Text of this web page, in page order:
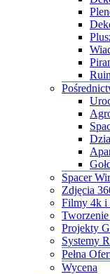
​Spacer
​Zdjęcia
​Filmy 4k i
​Projekty
​Systemy
Pełna
Wycena